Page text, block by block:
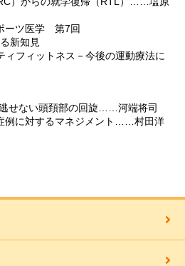
ーツ医学 第7回
新知見
ィットネス－今後の運動療法に
せない頭頚部の回旋……河端将司
例に対するマネジメント……村田洋